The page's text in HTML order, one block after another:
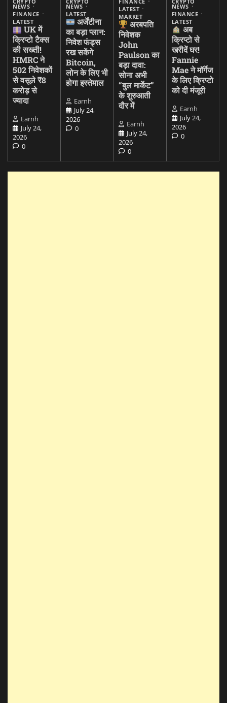
NEWS
FINANCE
LATEST
UK में
क्रिप्टो टैक्स
की सख्ती!
HMRC ने
502 निवेशकों
से वसूले ₹8
करोड़ से
ज्यादा
Earnh
July 24,
2026
0
NEWS
LATEST
अर्जेंटीना
का बड़ा प्लान:
निवेश फंड्स
रख सकेंगे
Bitcoin,
लोन के लिए भी
होगा इस्तेमाल
Earnh
July 24,
2026
0
LATEST
MARKET
अरबपति
निवेशक
John
Paulson का
बड़ा दावा:
सोना अभी
“बुल मार्केट”
के शुरुआती
दौर में
Earnh
July 24,
2026
0
NEWS
FINANCE
LATEST
अब
क्रिप्टो से
खरीदें घर!
Fannie
Mae ने मॉर्गेज
के लिए क्रिप्टो
को दी मंजूरी
Earnh
July 24,
2026
0